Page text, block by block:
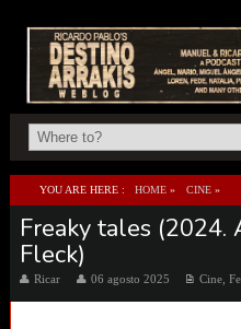
YOU ARE HERE : HOME » CINE »
FREAKY TALES (2024. ANNA BODEN Y
Freaky tales (2024.
Fleck)
Ricar 06 agosto 2025 Cine,